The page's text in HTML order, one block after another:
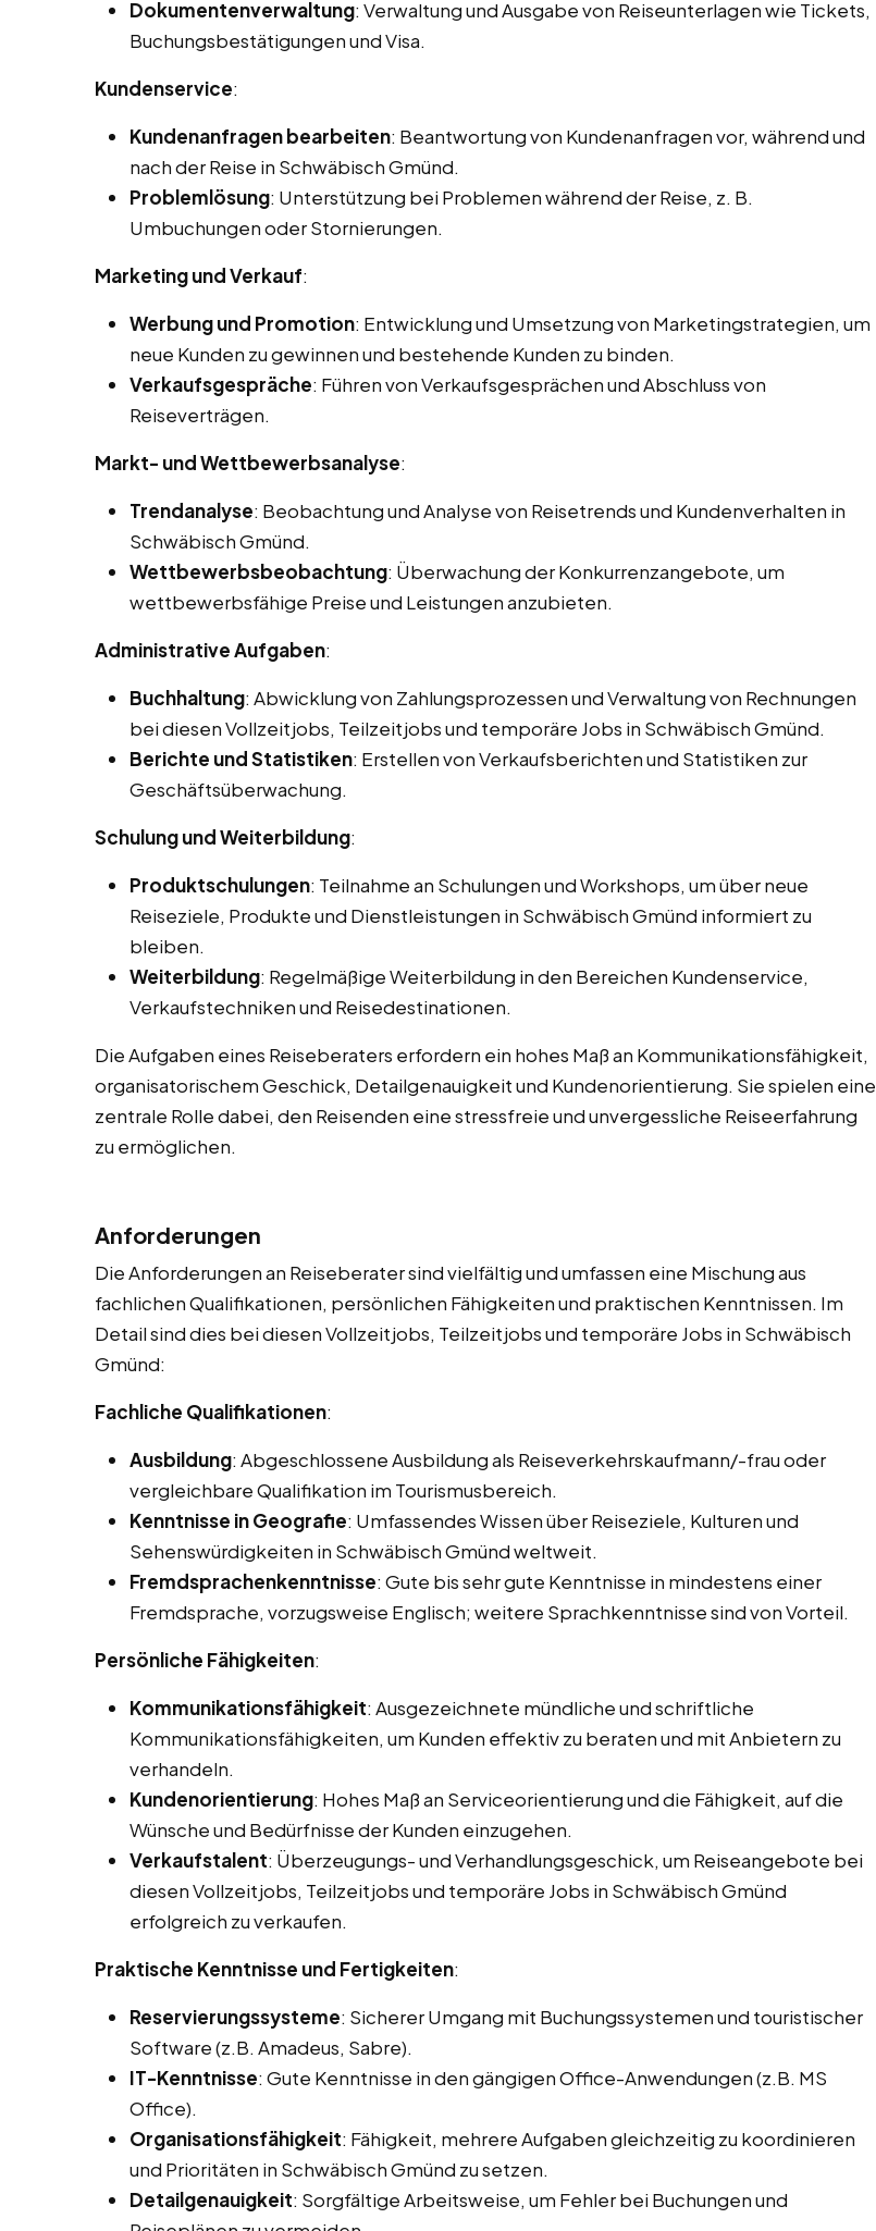
Dokumentenverwaltung: Verwaltung und Ausgabe von Reiseunterlagen wie Tickets,
Buchungsbestätigungen und Visa.
Kundenservice:
Kundenanfragen bearbeiten: Beantwortung von Kundenanfragen vor, während und
nach der Reise in Schwäbisch Gmünd.
Problemlösung: Unterstützung bei Problemen während der Reise, z. B.
Umbuchungen oder Stornierungen.
Marketing und Verkauf:
Werbung und Promotion: Entwicklung und Umsetzung von Marketingstrategien, um
neue Kunden zu gewinnen und bestehende Kunden zu binden.
Verkaufsgespräche: Führen von Verkaufsgesprächen und Abschluss von
Reiseverträgen.
Markt- und Wettbewerbsanalyse:
Trendanalyse: Beobachtung und Analyse von Reisetrends und Kundenverhalten in
Schwäbisch Gmünd.
Wettbewerbsbeobachtung: Überwachung der Konkurrenzangebote, um
wettbewerbsfähige Preise und Leistungen anzubieten.
Administrative Aufgaben:
Buchhaltung: Abwicklung von Zahlungsprozessen und Verwaltung von Rechnungen
bei diesen Vollzeitjobs, Teilzeitjobs und temporäre Jobs in Schwäbisch Gmünd.
Berichte und Statistiken: Erstellen von Verkaufsberichten und Statistiken zur
Geschäftsüberwachung.
Schulung und Weiterbildung:
Produktschulungen: Teilnahme an Schulungen und Workshops, um über neue
Reiseziele, Produkte und Dienstleistungen in Schwäbisch Gmünd informiert zu
bleiben.
Weiterbildung: Regelmäßige Weiterbildung in den Bereichen Kundenservice,
Verkaufstechniken und Reisedestinationen.
Die Aufgaben eines Reiseberaters erfordern ein hohes Maß an Kommunikationsfähigkeit,
organisatorischem Geschick, Detailgenauigkeit und Kundenorientierung. Sie spielen eine
zentrale Rolle dabei, den Reisenden eine stressfreie und unvergessliche Reiseerfahrung
zu ermöglichen.
Anforderungen
Die Anforderungen an Reiseberater sind vielfältig und umfassen eine Mischung aus
fachlichen Qualifikationen, persönlichen Fähigkeiten und praktischen Kenntnissen. Im
Detail sind dies bei diesen Vollzeitjobs, Teilzeitjobs und temporäre Jobs in Schwäbisch
Gmünd:
Fachliche Qualifikationen:
Ausbildung: Abgeschlossene Ausbildung als Reiseverkehrskaufmann/-frau oder
vergleichbare Qualifikation im Tourismusbereich.
Kenntnisse in Geografie: Umfassendes Wissen über Reiseziele, Kulturen und
Sehenswürdigkeiten in Schwäbisch Gmünd weltweit.
Fremdsprachenkenntnisse: Gute bis sehr gute Kenntnisse in mindestens einer
Fremdsprache, vorzugsweise Englisch; weitere Sprachkenntnisse sind von Vorteil.
Persönliche Fähigkeiten:
Kommunikationsfähigkeit: Ausgezeichnete mündliche und schriftliche
Kommunikationsfähigkeiten, um Kunden effektiv zu beraten und mit Anbietern zu
verhandeln.
Kundenorientierung: Hohes Maß an Serviceorientierung und die Fähigkeit, auf die
Wünsche und Bedürfnisse der Kunden einzugehen.
Verkaufstalent: Überzeugungs- und Verhandlungsgeschick, um Reiseangebote bei
diesen Vollzeitjobs, Teilzeitjobs und temporäre Jobs in Schwäbisch Gmünd
erfolgreich zu verkaufen.
Praktische Kenntnisse und Fertigkeiten:
Reservierungssysteme: Sicherer Umgang mit Buchungssystemen und touristischer
Software (z.B. Amadeus, Sabre).
IT-Kenntnisse: Gute Kenntnisse in den gängigen Office-Anwendungen (z.B. MS
Office).
Organisationsfähigkeit: Fähigkeit, mehrere Aufgaben gleichzeitig zu koordinieren
und Prioritäten in Schwäbisch Gmünd zu setzen.
Detailgenauigkeit: Sorgfältige Arbeitsweise, um Fehler bei Buchungen und